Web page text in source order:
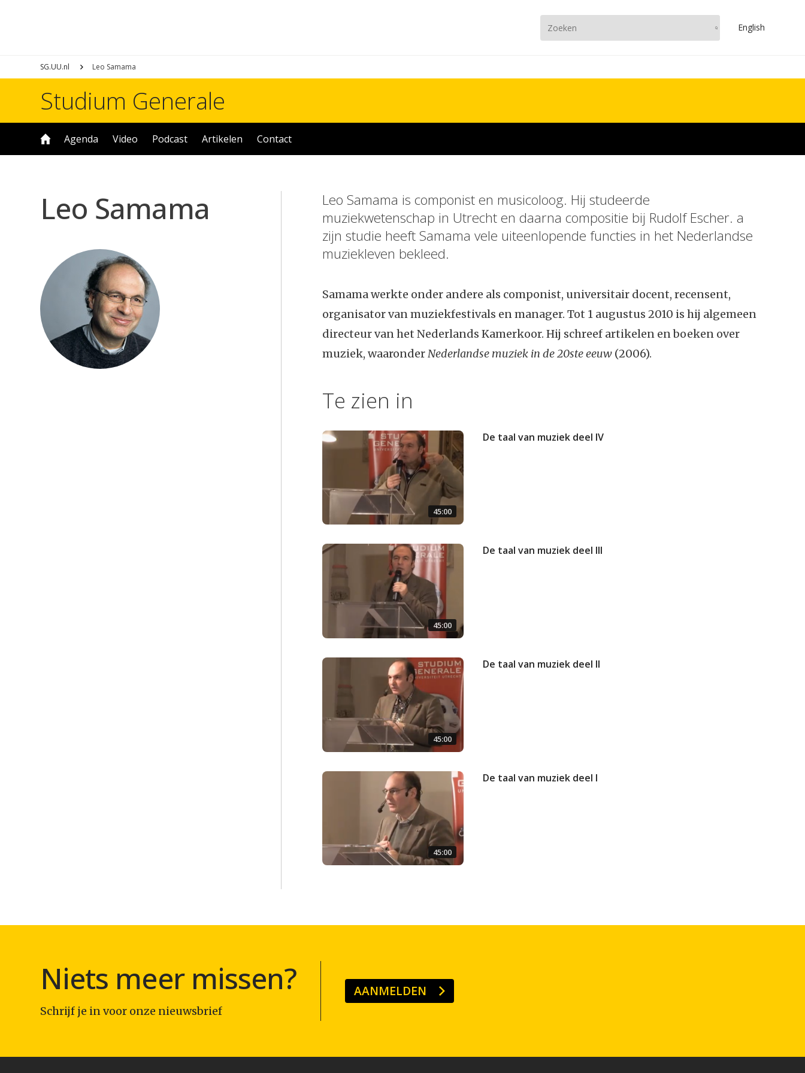
English
SG.UU.nl Leo Samama
Studium Generale
Agenda Video Podcast Artikelen Contact
Leo Samama
Leo Samama is componist en musicoloog. Hij studeerde
muziekwetenschap in Utrecht en daarna compositie bij Rudolf Escher. a
zijn studie heeft Samama vele uiteenlopende functies in het Nederlandse
muziekleven bekleed.
Samama werkte onder andere als componist, universitair docent, recensent,
organisator van muziekfestivals en manager. Tot 1 augustus 2010 is hij algemeen
directeur van het Nederlands Kamerkoor. Hij schreef artikelen en boeken over
muziek, waaronderNederlandse muziek in de 20ste eeuw(2006).
Te zien in
45:00
De taal van muziek deel IV
45:00
De taal van muziek deel III
45:00
De taal van muziek deel II
45:00
De taal van muziek deel I
Niets meer missen?
Schrijf je in voor onze nieuwsbrief
AANMELDEN